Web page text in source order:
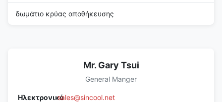
δωμάτιο κρύας αποθήκευσης
Mr. Gary Tsui
General Manger
Ηλεκτρονικόsales@sincool.net